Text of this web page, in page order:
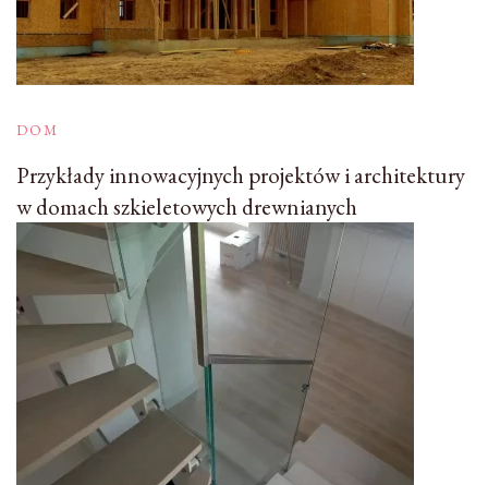
DOM
Przykłady innowacyjnych projektów i architektury
w domach szkieletowych drewnianych